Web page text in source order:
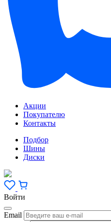
Акции
Покупателю
Контакты
Подбор
Шины
Диски
Войти
Email